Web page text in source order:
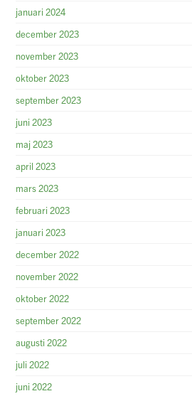
januari 2024
december 2023
november 2023
oktober 2023
september 2023
juni 2023
maj 2023
april 2023
mars 2023
februari 2023
januari 2023
december 2022
november 2022
oktober 2022
september 2022
augusti 2022
juli 2022
juni 2022